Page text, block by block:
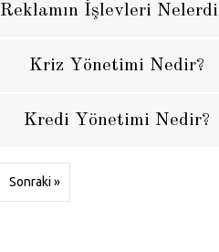
Reklamın İşlevleri
Kriz Yönetimi Nedir?
Kredi Yönetimi Nedir?
Sonraki »